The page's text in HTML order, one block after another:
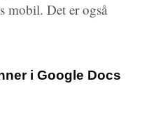
mobil. Det er også
i Google Docs